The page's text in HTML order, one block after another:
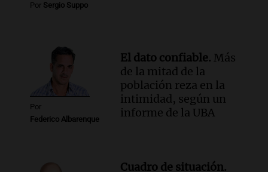
Por Sergio Suppo
Por
Federico Albarenque
El dato confiable. Más
de la mitad de la
población reza en la
intimidad, según un
informe de la UBA
Cuadro de situación.